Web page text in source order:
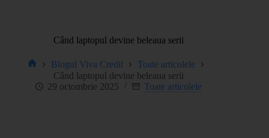
Când laptopul devine beleaua serii
Blogul Viva Credit
Toate articolele
Când laptopul devine beleaua serii
29 octombrie 2025
Toate articolele